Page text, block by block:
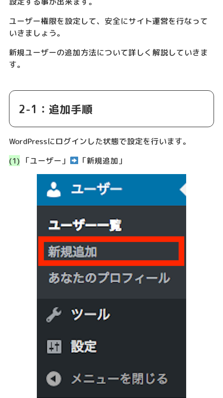
ユーザー権限を設定して、安全にサイト運営を行なって
いきましょう。
新規ユーザーの追加方法について詳しく解説していきま
す。
2-1：追加手順
WordPressにログインした状態で設定を行います。
(1) 「ユーザー」 「新規追加」